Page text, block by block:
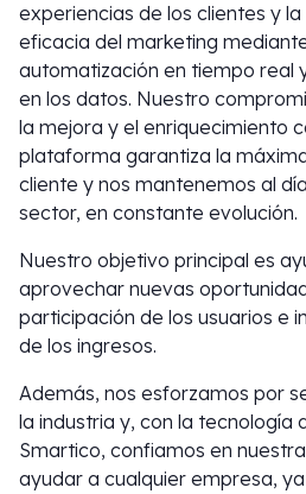
experiencias de los clientes y
eficacia del marketing
automatización en tiempo real
en los datos. Nuestro
la mejora y el enriquecimiento
plataforma garantiza la
cliente y nos mantenemos al
sector, en constante evolución.
Nuestro objetivo principal es
aprovechar nuevas
participación de los usuarios e
de los ingresos.
Además, nos esforzamos por
la industria y, con la tecnología
Smartico, confiamos en
ayudar a cualquier empresa,